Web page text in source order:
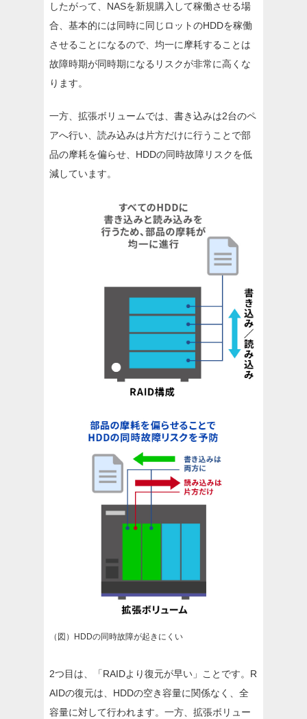
したがって、NASを新規購入して稼働させる場
合、基本的には同時に同じロットのHDDを稼働
させることになるので、均一に摩耗することは
故障時期が同時期になるリスクが非常に高くな
ります。
一方、拡張ボリュームでは、書き込みは2台のペ
アへ行い、読み込みは片方だけに行うことで部
品の摩耗を偏らせ、HDDの同時故障リスクを低
減しています。
（図）HDDの同時故障が起きにくい
2つ目は、「RAIDより復元が早い」ことです。R
AIDの復元は、HDDの空き容量に関係なく、全
容量に対して行われます。一方、拡張ボリュー